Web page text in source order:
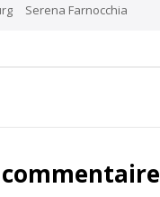
Serena Farnocchia